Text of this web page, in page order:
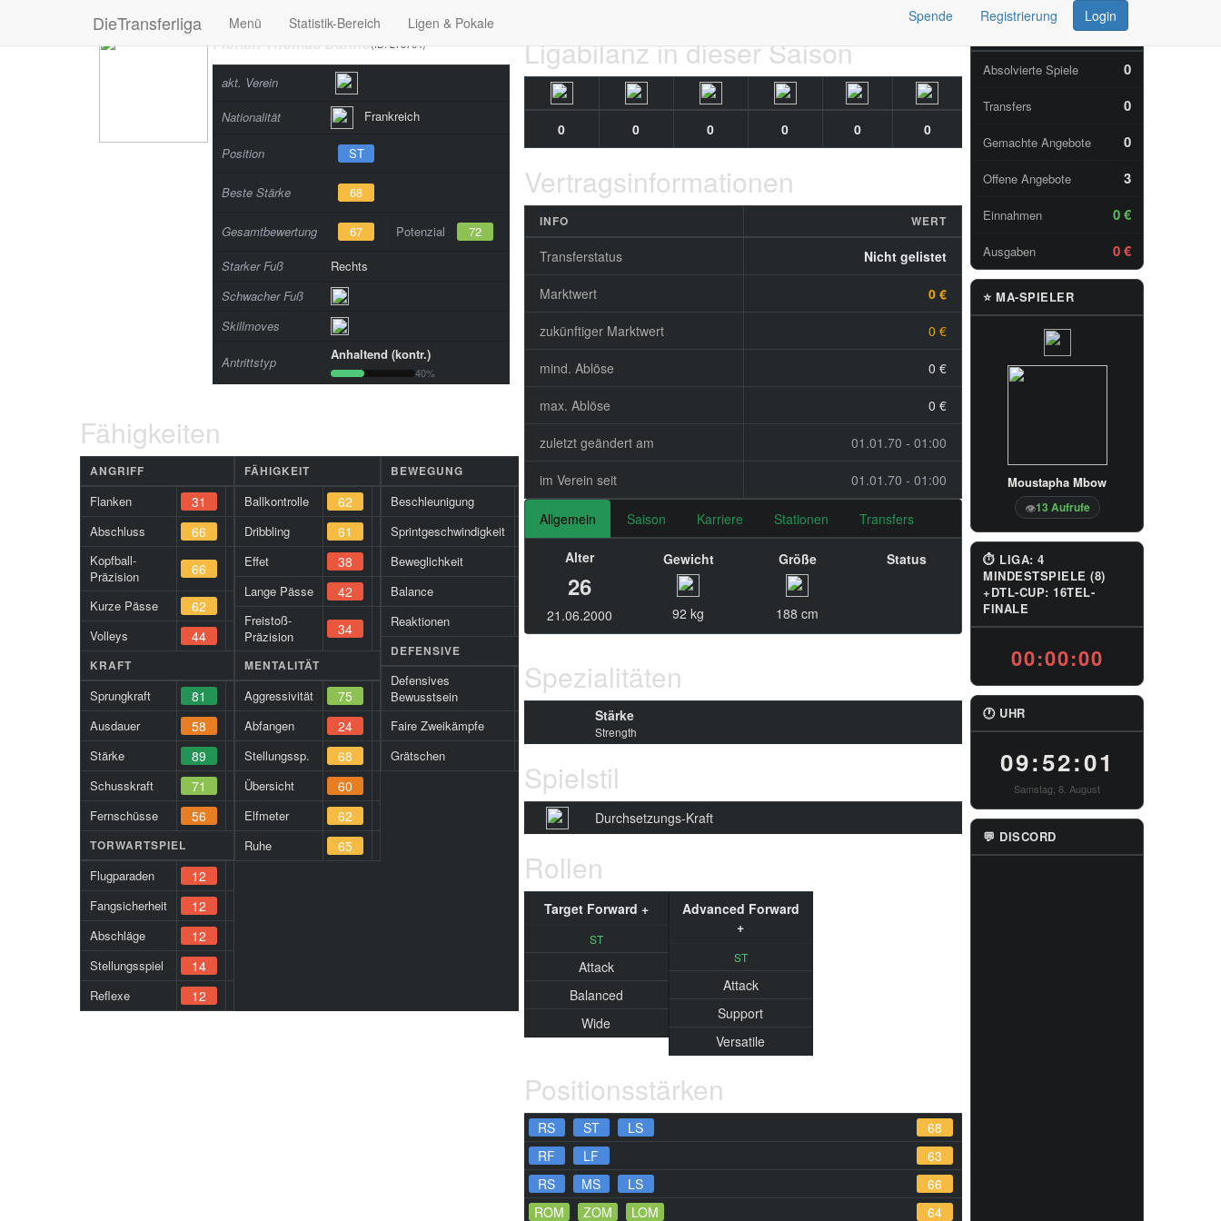
DieTransferliga Menü Statistik-Bereich Ligen & Pokale Spende Registrierung Login
Florian Thomas Danho(ID: 275704)
akt. Verein
Nationalität
Frankreich
Position ST
Beste Stärke 68
Gesamtbewertung 67 Potenzial
72
Starker Fuß
Rechts
Schwacher Fuß
Skillmoves
Antrittstyp Anhaltend (kontr.)
40%
Fähigkeiten
ANGRIFF
Flanken 31
Abschluss 66
Kopfball-
Präzision
66
Kurze Pässe 62
Volleys 44
KRAFT
Sprungkraft 81
Ausdauer 58
Stärke 89
Schusskraft 71
Fernschüsse 56
TORWARTSPIEL
Flugparaden 12
Fangsicherheit 12
Abschläge 12
Stellungsspiel 14
Reflexe 12
FÄHIGKEIT
Ballkontrolle 62
Dribbling 61
Effet 38
Lange Pässe 42
Freistoß-
Präzision
34
MENTALITÄT
Aggressivität 75
Abfangen 24
Stellungssp. 68
Übersicht 60
Elfmeter 62
Ruhe 65
BEWEGUNG
Beschleunigung 65
Sprintgeschwindigkeit
Beweglichkeit
Balance
Reaktionen
DEFENSIVE
Defensives
Bewusstsein
21
Faire Zweikämpfe
Grätschen
Ligabilanz in dieser Saison
0 0 0 0 0 0
Vertragsinformationen
INFO WERT
Transferstatus Nicht gelistet
Marktwert 0 €
zukünftiger Marktwert 0 €
mind. Ablöse 0 €
max. Ablöse 0 €
zuletzt geändert am 01.01.70 - 01:00
im Verein seit 01.01.70 - 01:00
Allgemein Saison Karriere Stationen Transfers
Alter
26
21.06.2000
Gewicht
92 kg
Größe
188 cm
Status
Spezialitäten
Stärke
Strength
Spielstil
Durchsetzungs-Kraft
Rollen
Target Forward +
ST
Attack
Balanced
Wide
Advanced Forward
+
ST
Attack
Support
Versatile
Positionsstärken
RS ST LS
68
RF
LF
63
RS
MS LS
66
ROM
ZOM LOM 64
📊 TAGESSTATISTIKEN
Absolvierte Spiele 0
Transfers 0
Gemachte Angebote 0
Offene Angebote 3
Einnahmen 0 €
Ausgaben 0 €
⭐ MA-SPIELER
Moustapha Mbow
👁13 Aufrufe
⏱ LIGA: 4
MINDESTSPIELE (8)
+DTL-CUP: 16TEL-
FINALE
00:00:00
🕐 UHR
09:52:01
Samstag, 8. August
💬 DISCORD